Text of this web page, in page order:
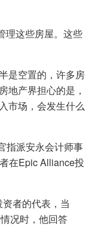
理这些房屋。这些
是空置的，许多房
地产界担心的是，
市场，会发生什么
指派安永会计师事
在Epic Alliance投
者的代表，当
况时，他回答